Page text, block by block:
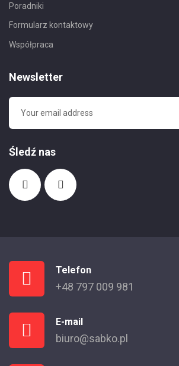
Poradniki
Formularz kontaktowy
Współpraca
Newsletter
Śledź nas
Telefon
+48 797 009 981
E-mail
biuro@sabko.pl